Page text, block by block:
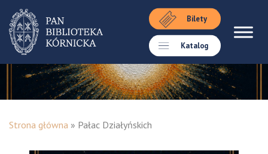
Bilety
Katalog
Strona główna » Pałac Działyńskich